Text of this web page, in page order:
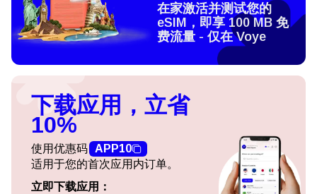
在家激活并测试您的
eSIM，即享 100 MB 免
费流量 - 仅在 Voye
下载应用，立省
10%
使用优惠码 APP10
适用于您的首次应用内订单。
立即下载应用：